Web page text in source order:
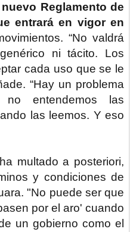
Reglamento de
entrará en vigor en
“No valdrá
ni tácito. Los
cada uso que se le
“Hay un problema
entendemos las
las leemos. Y eso
multado a posteriori,
y condiciones de
"No puede ser que
por el aro' cuando
un gobierno como el